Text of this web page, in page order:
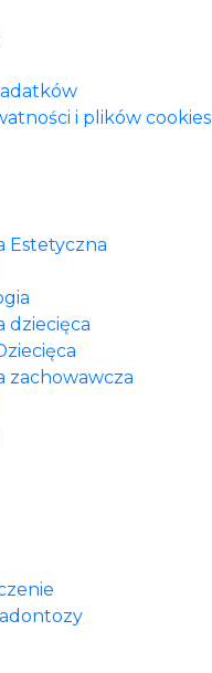
i plików cookies
Estetyczna
dziecięca
zachowawcza